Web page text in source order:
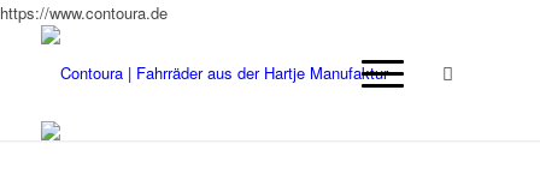
https://www.contoura.de